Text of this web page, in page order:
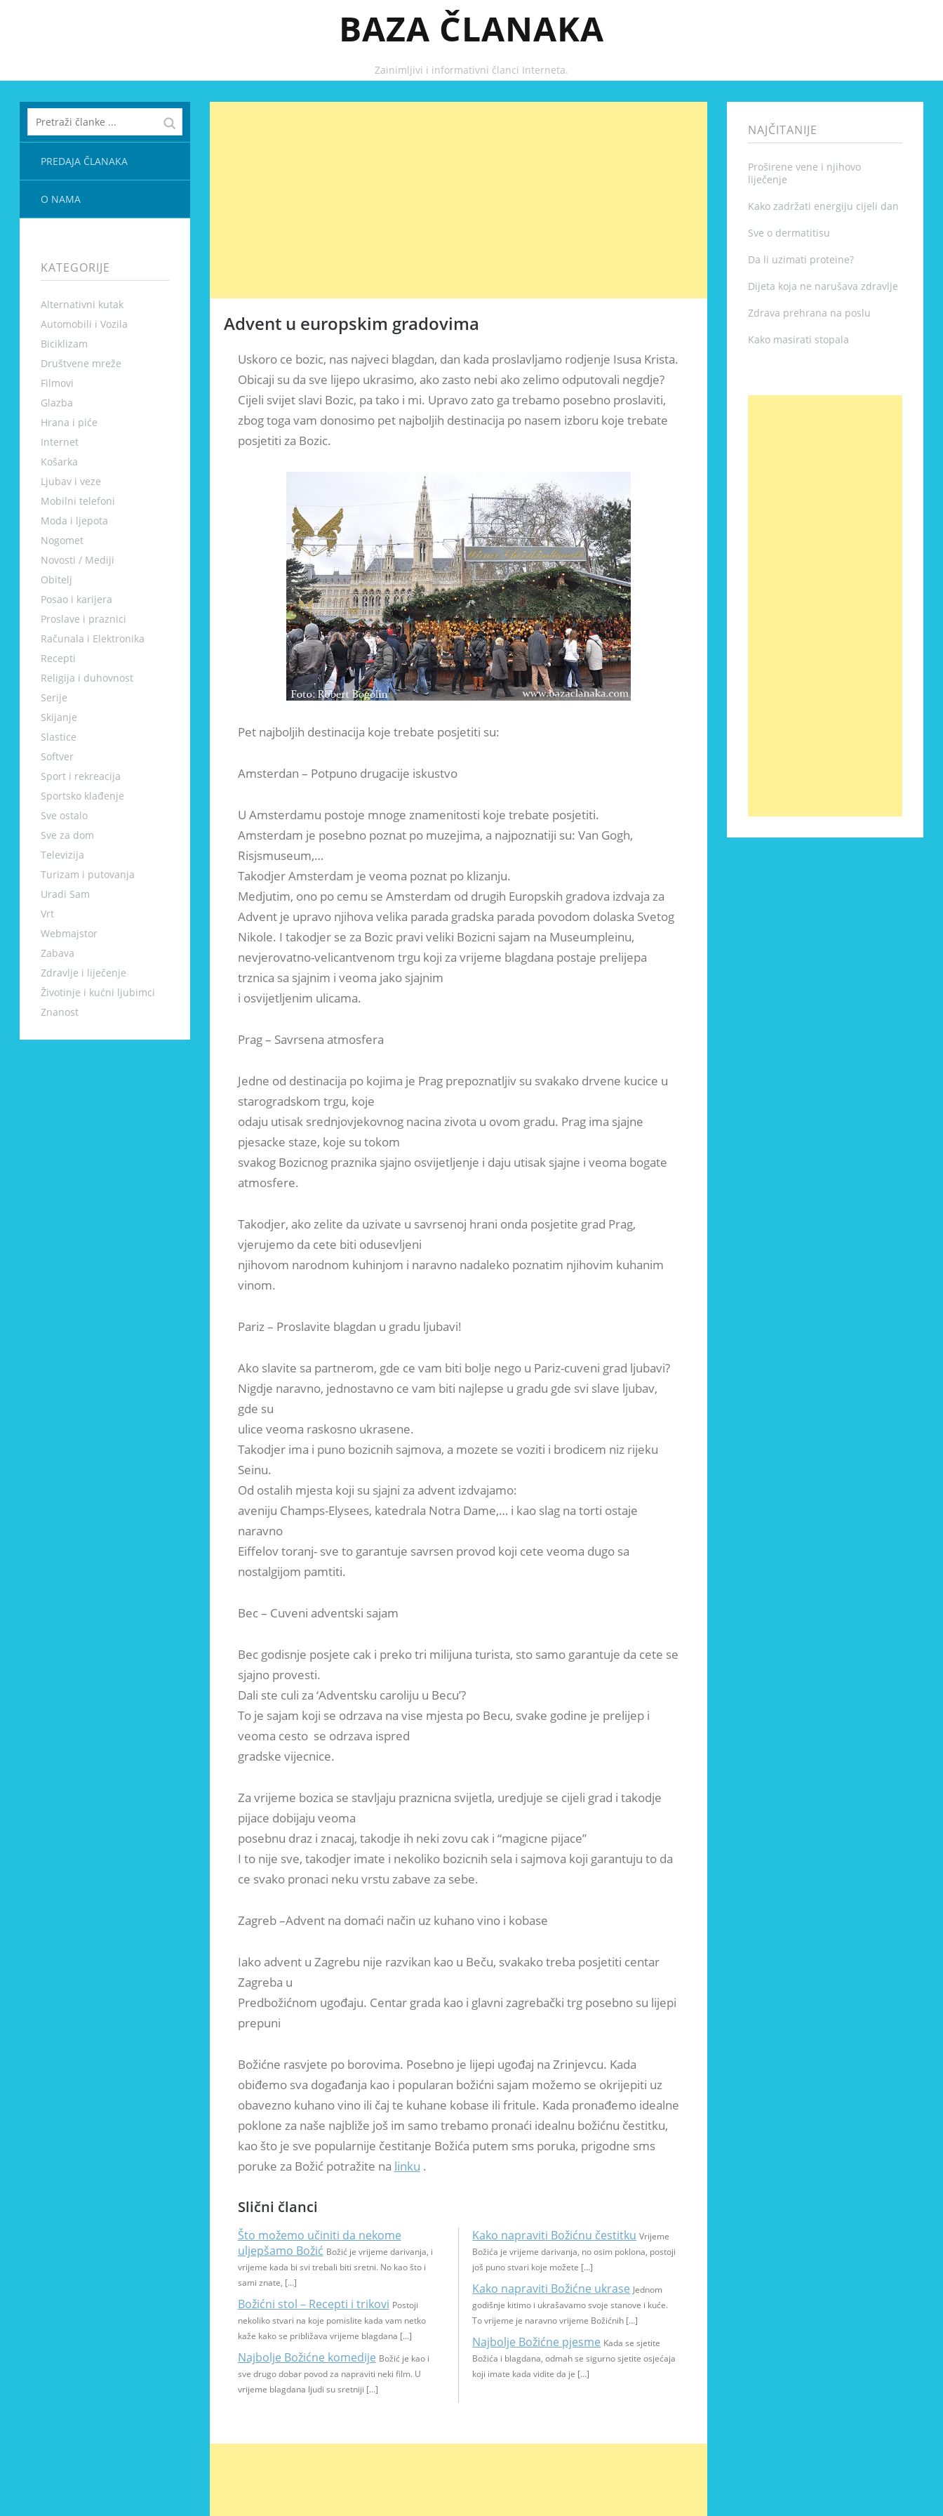
BAZA ČLANAKA
Zainimljivi i informativni članci Interneta.
PREDAJA ČLANAKA
O NAMA
KATEGORIJE
Alternativni kutak
Automobili i Vozila
Biciklizam
Društvene mreže
Filmovi
Glazba
Hrana i piće
Internet
Košarka
Ljubav i veze
Mobilni telefoni
Moda i ljepota
Nogomet
Novosti / Mediji
Obitelj
Posao i karijera
Proslave i praznici
Računala i Elektronika
Recepti
Religija i duhovnost
Serije
Skijanje
Slastice
Softver
Sport i rekreacija
Sportsko klađenje
Sve ostalo
Sve za dom
Televizija
Turizam i putovanja
Uradi Sam
Vrt
Webmajstor
Zabava
Zdravlje i liječenje
Životinje i kućni ljubimci
Znanost
Advent u europskim gradovima
Uskoro ce bozic, nas najveci blagdan, dan kada proslavljamo rodjenje Isusa Krista.
Obicaji su da sve lijepo ukrasimo, ako zasto nebi ako zelimo odputovali negdje?
Cijeli svijet slavi Bozic, pa tako i mi. Upravo zato ga trebamo posebno proslaviti,
zbog toga vam donosimo pet najboljih destinacija po nasem izboru koje trebate
posjetiti za Bozic.
Pet najboljih destinacija koje trebate posjetiti su:
Amsterdan – Potpuno drugacije iskustvo
U Amsterdamu postoje mnoge znamenitosti koje trebate posjetiti.
Amsterdam je posebno poznat po muzejima, a najpoznatiji su: Van Gogh,
Risjsmuseum,…
Takodjer Amsterdam je veoma poznat po klizanju.
Medjutim, ono po cemu se Amsterdam od drugih Europskih gradova izdvaja za
Advent je upravo njihova velika parada gradska parada povodom dolaska Svetog
Nikole. I takodjer se za Bozic pravi veliki Bozicni sajam na Museumpleinu,
nevjerovatno-velicantvenom trgu koji za vrijeme blagdana postaje prelijepa
trznica sa sjajnim i veoma jako sjajnim
i osvijetljenim ulicama.
Prag – Savrsena atmosfera
Jedne od destinacija po kojima je Prag prepoznatljiv su svakako drvene kucice u
starogradskom trgu, koje
odaju utisak srednjovjekovnog nacina zivota u ovom gradu. Prag ima sjajne
pjesacke staze, koje su tokom
svakog Bozicnog praznika sjajno osvijetljenje i daju utisak sjajne i veoma bogate
atmosfere.
Takodjer, ako zelite da uzivate u savrsenoj hrani onda posjetite grad Prag,
vjerujemo da cete biti odusevljeni
njihovom narodnom kuhinjom i naravno nadaleko poznatim njihovim kuhanim
vinom.
Pariz – Proslavite blagdan u gradu ljubavi!
Ako slavite sa partnerom, gde ce vam biti bolje nego u Pariz-cuveni grad ljubavi?
Nigdje naravno, jednostavno ce vam biti najlepse u gradu gde svi slave ljubav,
gde su
ulice veoma raskosno ukrasene.
Takodjer ima i puno bozicnih sajmova, a mozete se voziti i brodicem niz rijeku
Seinu.
Od ostalih mjesta koji su sjajni za advent izdvajamo:
aveniju Champs-Elysees, katedrala Notra Dame,… i kao slag na torti ostaje
naravno
Eiffelov toranj- sve to garantuje savrsen provod koji cete veoma dugo sa
nostalgijom pamtiti.
Bec – Cuveni adventski sajam
Bec godisnje posjete cak i preko tri milijuna turista, sto samo garantuje da cete se
sjajno provesti.
Dali ste culi za ‘Adventsku caroliju u Becu’?
To je sajam koji se odrzava na vise mjesta po Becu, svake godine je prelijep i
veoma cesto se odrzava ispred
gradske vijecnice.
Za vrijeme bozica se stavljaju praznicna svijetla, uredjuje se cijeli grad i takodje
pijace dobijaju veoma
posebnu draz i znacaj, takodje ih neki zovu cak i “magicne pijace”
I to nije sve, takodjer imate i nekoliko bozicnih sela i sajmova koji garantuju to da
ce svako pronaci neku vrstu zabave za sebe.
Zagreb –Advent na domaći način uz kuhano vino i kobase
Iako advent u Zagrebu nije razvikan kao u Beču, svakako treba posjetiti centar
Zagreba u
Predbožićnom ugođaju. Centar grada kao i glavni zagrebački trg posebno su lijepi
prepuni
Božićne rasvjete po borovima. Posebno je lijepi ugođaj na Zrinjevcu. Kada
obiđemo sva događanja kao i popularan božićni sajam možemo se okrijepiti uz
obavezno kuhano vino ili čaj te kuhane kobase ili fritule. Kada pronađemo idealne
poklone za naše najbliže još im samo trebamo pronaći idealnu božićnu čestitku,
kao što je sve popularnije čestitanje Božića putem sms poruka, prigodne sms
poruke za Božić potražite na linku .
Slični članci
Što možemo učiniti da nekome
uljepšamo Božić Božić je vrijeme darivanja, i
vrijeme kada bi svi trebali biti sretni. No kao što i
sami znate, […]
Božićni stol – Recepti i trikovi Postoji
nekoliko stvari na koje pomislite kada vam netko
kaže kako se približava vrijeme blagdana […]
Najbolje Božićne komedije Božić je kao i
sve drugo dobar povod za napraviti neki film. U
vrijeme blagdana ljudi su sretniji […]
Kako napraviti Božićnu čestitku Vrijeme
Božića je vrijeme darivanja, no osim poklona, postoji
još puno stvari koje možete […]
Kako napraviti Božićne ukrase Jednom
godišnje kitimo i ukrašavamo svoje stanove i kuće.
To vrijeme je naravno vrijeme Božićnih […]
Najbolje Božićne pjesme Kada se sjetite
Božića i blagdana, odmah se sigurno sjetite osjećaja
koji imate kada vidite da je […]
NAJČITANIJE
Proširene vene i njihovo
liječenje
Kako zadržati energiju cijeli dan
Sve o dermatitisu
Da li uzimati proteine?
Dijeta koja ne narušava zdravlje
Zdrava prehrana na poslu
Kako masirati stopala